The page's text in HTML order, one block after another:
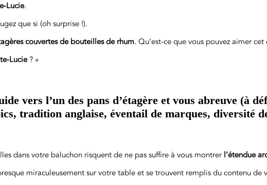
Lucie.
que si (oh surprise !).
couvertes de bouteilles de rhum. Qu’est-ce que vous pouvez aimer
Lucie? »
vers l’un des pans d’étagère et vous abreuve (à
tradition anglaise, éventail de marques, diversité
dans votre baluchon risquent de ne pas suffire à vous montrer l’étendue
miraculeusement sur votre table et se trouvent remplis du contenu de